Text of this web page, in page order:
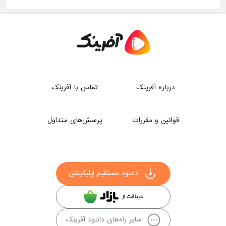
درباره آفرینک تماس با آفرینک
قوانین و مقررات پرسش‌های متداول
دانلود مستقیم اپلیکیشن
سایر راه‌های دانلود آفرینک